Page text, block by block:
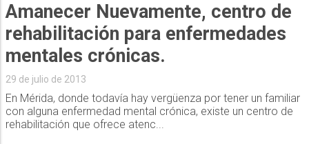
Amanecer Nuevamente, centro de
rehabilitación para enfermedades
mentales crónicas.
29 de julio de 2013
En Mérida, donde todavía hay vergüenza por tener un familiar
con alguna enfermedad mental crónica, existe un centro de
rehabilitación que ofrece atenc...